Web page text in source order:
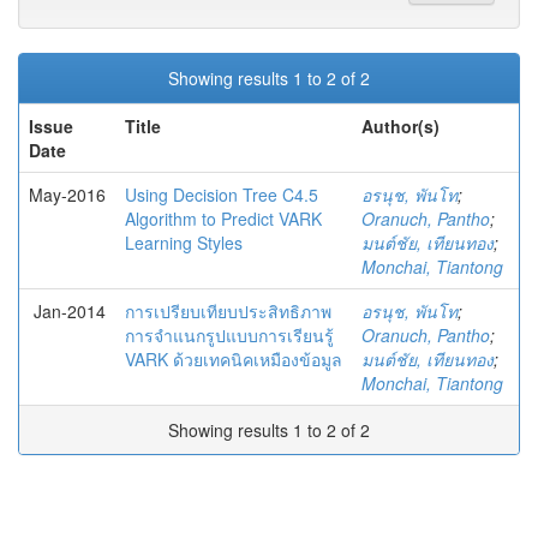
Showing results 1 to 2 of 2
Issue
Date
Title Author(s)
May-2016
Using Decision Tree C4.5
Algorithm to Predict VARK
Learning Styles
อรนุช, พันโท;
Oranuch, Pantho;
มนต์ชัย, เทียนทอง;
Monchai, Tiantong
Jan-2014
การเปรียบเทียบประสิทธิภาพ
การจำแนกรูปแบบการเรียนรู้
VARK ด้วยเทคนิคเหมืองข้อมูล
อรนุช, พันโท;
Oranuch, Pantho;
มนต์ชัย, เทียนทอง;
Monchai, Tiantong
Showing results 1 to 2 of 2